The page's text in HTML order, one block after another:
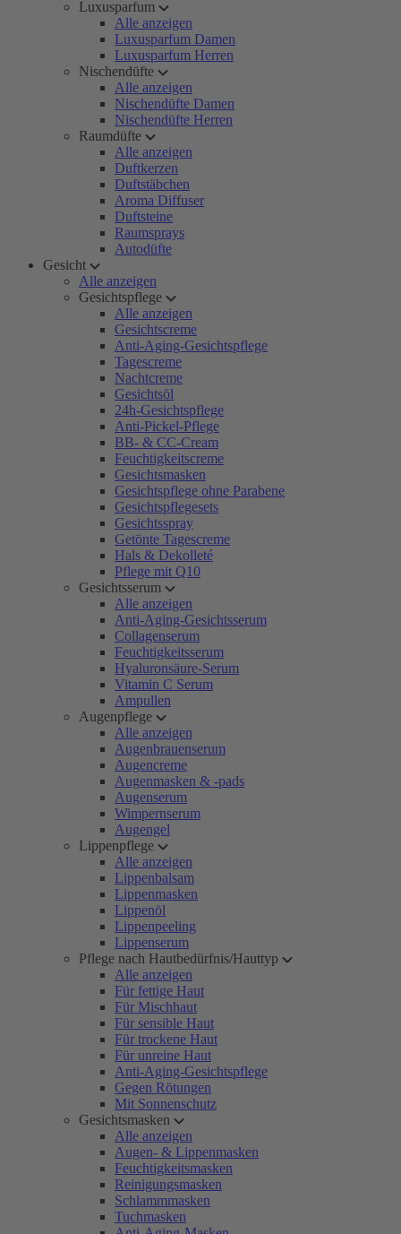
Luxusparfum
Alle anzeigen
Luxusparfum Damen
Luxusparfum Herren
Nischendüfte
Alle anzeigen
Nischendüfte Damen
Nischendüfte Herren
Raumdüfte
Alle anzeigen
Duftkerzen
Duftstäbchen
Aroma Diffuser
Duftsteine
Raumsprays
Autodüfte
Gesicht
Alle anzeigen
Gesichtspflege
Alle anzeigen
Gesichtscreme
Anti-Aging-Gesichtspflege
Tagescreme
Nachtcreme
Gesichtsöl
24h-Gesichtspflege
Anti-Pickel-Pflege
BB- & CC-Cream
Feuchtigkeitscreme
Gesichtsmasken
Gesichtspflege ohne Parabene
Gesichtspflegesets
Gesichtsspray
Getönte Tagescreme
Hals & Dekolleté
Pflege mit Q10
Gesichtsserum
Alle anzeigen
Anti-Aging-Gesichtsserum
Collagenserum
Feuchtigkeitsserum
Hyaluronsäure-Serum
Vitamin C Serum
Ampullen
Augenpflege
Alle anzeigen
Augenbrauenserum
Augencreme
Augenmasken & -pads
Augenserum
Wimpernserum
Augengel
Lippenpflege
Alle anzeigen
Lippenbalsam
Lippenmasken
Lippenöl
Lippenpeeling
Lippenserum
Pflege nach Hautbedürfnis/Hauttyp
Alle anzeigen
Für fettige Haut
Für Mischhaut
Für sensible Haut
Für trockene Haut
Für unreine Haut
Anti-Aging-Gesichtspflege
Gegen Rötungen
Mit Sonnenschutz
Gesichtsmasken
Alle anzeigen
Augen- & Lippenmasken
Feuchtigkeitsmasken
Reinigungsmasken
Schlammmasken
Tuchmasken